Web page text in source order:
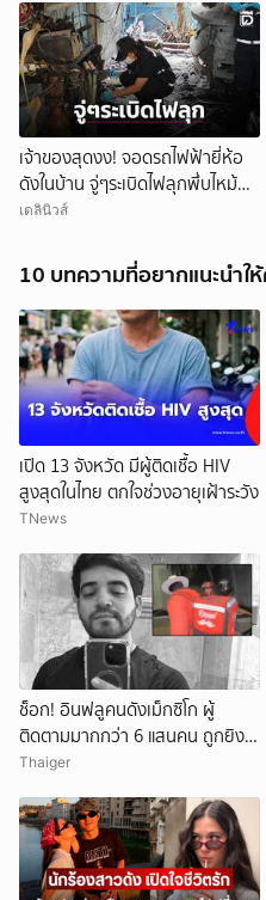
เจ้าของสุดงง! จอดรถไฟฟ้ายี่ห้อ
ดังในบ้าน จู่ๆระเบิดไฟลุกพึ่บไหม้
วอดทั้งคัน
เดลินิวส์
10 บทความที่อยากแนะนำใ
เปิด 13 จังหวัด มีผู้ติดเชื้อ HIV
สูงสุดในไทย ตกใจช่วงอายุเฝ้าระวัง
TNews
ช็อก! อินฟลูคนดังเม็กซิโก ผู้
ติดตามมากกว่า 6 แสนคน ถูกยิง
ดับกลางไลฟ์สด
Thaiger
ยกเลิก